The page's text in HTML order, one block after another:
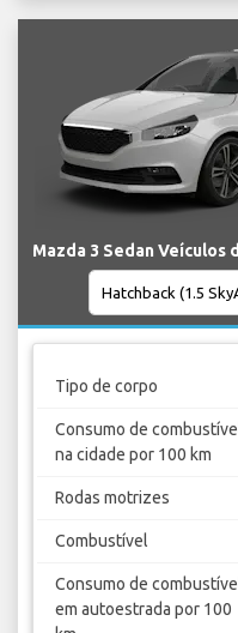
Mazda 3 Sedan Veículos
Tipo de corpo
Consumo de
na cidade por 100 km
Rodas motrizes
Combustível
Consumo de
em autoestrada por 100